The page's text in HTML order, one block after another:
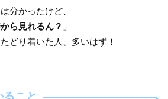
分かったけど、
ら見れるん？ 」
どり着いた人、多いはず！